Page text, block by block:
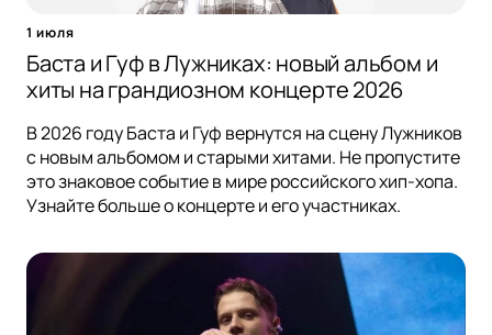
1 июля
Баста и Гуф в Лужниках: новый альбом и
хиты на грандиозном концерте 2026
В 2026 году Баста и Гуф вернутся на сцену Лужников
с новым альбомом и старыми хитами. Не пропустите
это знаковое событие в мире российского хип-хопа.
Узнайте больше о концерте и его участниках.